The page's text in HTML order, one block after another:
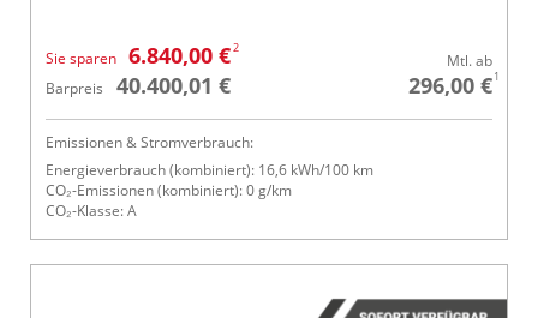
Sie sparen 6.840,00 €2
Barpreis 40.400,01 €
Mtl. ab
296,00 €1
Emissionen & Stromverbrauch:
Energieverbrauch (kombiniert): 16,6 kWh/100 km
CO₂-Emissionen (kombiniert): 0 g/km
CO₂-Klasse: A